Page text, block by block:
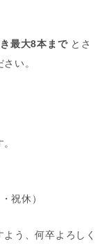
最大8本までとさ
い。
祝休）
う、何卒よろしく